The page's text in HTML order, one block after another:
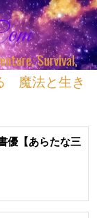
Survival,
魔法と生き
優【あらたな三